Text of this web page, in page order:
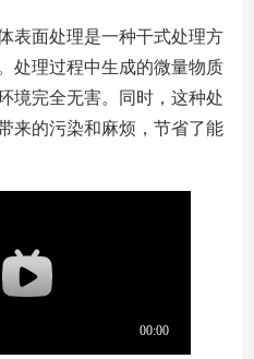
表面处理是一种干式处理方
处理过程中生成的微量物质
境完全无害。同时，这种处
来的污染和麻烦，节省了能